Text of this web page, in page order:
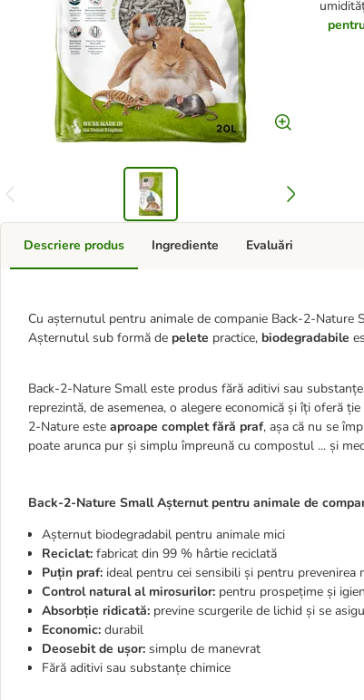
Descriere produs
Cu așternutul pentru animale de companie Back-2-Nature
Așternutul sub formă de pelete practice, biodegradabile
Back-2-Nature Small este produs fără aditivi sau
reprezintă, de asemenea, o alegere economică și îți oferă
2-Nature este aproape complet fără praf, așa că nu se
poate arunca pur și simplu împreună cu compostul ... și
Back-2-Nature Small Așternut pentru animale de
Așternut biodegradabil pentru animale mici
Reciclat: fabricat din 99 % hârtie reciclată
Puțin praf: ideal pentru cei sensibili și pentru prevenirea
Control natural al mirosurilor: pentru prospețime și
Absorbție ridicată: previne scurgerile de lichid și se
Economic: durabil
Deosebit de ușor: simplu de manevrat
Fără aditivi sau substanțe chimice
Ingrediente Evaluări